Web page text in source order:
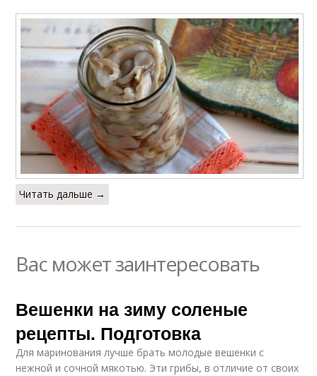
Читать дальше →
Вас может заинтересовать
Вешенки на зиму соленые
рецепты. Подготовка
Для маринования лучше брать молодые вешенки с
нежной и сочной мякотью. Эти грибы, в отличие от своих